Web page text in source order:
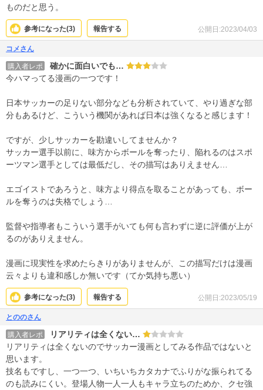
ものだと思う。
公開日:2023/04/03
参考になった(3) 報告する
コメさん
購入者レポ
確かに面白いでも…
今ハマってる漫画の一つです！
日本サッカーの足りない部分なども分析されていて、やり過ぎな部
分もあるけど、こういう機関があれば日本は強くなると感じます！
ですが、少しサッカーを勘違いしてませんか？
サッカー選手以前に、味方からボールを奪ったり、陥れるのはスポ
ーツマン選手としては最低だし、その描写はありえません…
エゴイストであろうと、味方より得点を取ることがあっても、ボー
ルを奪うのは失格でしょう…
監督や指導者もこういう選手がいても何も言わずに逆に評価が上が
るのがありえません。
漫画に現実性を求めたらきりがありませんが、この描写だけは漫画
云々よりも違和感しか無いです（てか気持ち悪い）
公開日:2023/05/19
参考になった(3) 報告する
とののさん
購入者レポ
リアリティは全くない…
リアリティは全くないのでサッカー漫画としてみる作品ではないと
思います。
技名もですし、一つ一つ、いちいちカタカナでふりがな振られてる
のも読みにくい。登場人物一人一人もキャラ立ちのためか、クセ強